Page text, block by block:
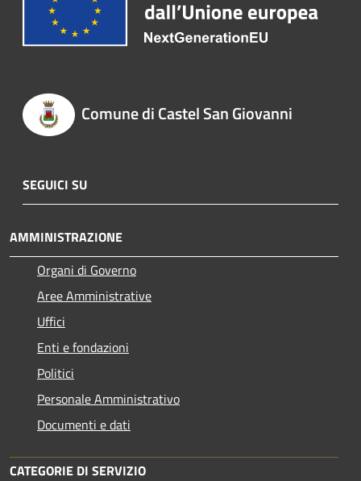
Comune di Castel San Giovanni
SEGUICI SU
AMMINISTRAZIONE
Organi di Governo
Aree Amministrative
Uffici
Enti e fondazioni
Politici
Personale Amministrativo
Documenti e dati
CATEGORIE DI SERVIZIO